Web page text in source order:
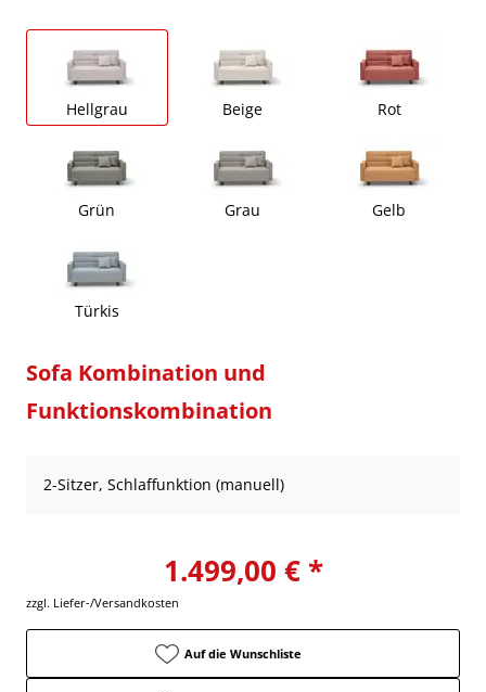
Hellgrau Beige Rot
Grün Grau Gelb
Türkis
Sofa Kombination und
Funktionskombination
2-Sitzer, Schlaffunktion (manuell)
1.499,00 € *
zzgl. Liefer-/Versandkosten
Auf die Wunschliste